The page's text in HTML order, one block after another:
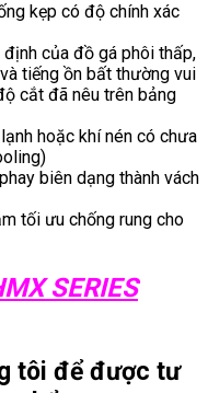
kẹp có độ chính xác
của đồ gá phôi thấp,
tiếng ồn bất thường vui
cắt đã nêu trên bảng
hoặc khí nén có chưa
biên dạng thành vách
tối ưu chống rung cho
SERIES
tôi để được tư